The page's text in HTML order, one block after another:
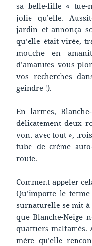
sa belle-fille « tue-
jolie qu’elle.
jardin et annonça
qu’elle était virée,
mouche en
d’amanites vous
vos recherches
geindre !).
En larmes,
délicatement deux
vont avec tout »,
tube de crème
route.
Comment appeler
Qu’importe le
surnaturelle se mit à
que Blanche-Neige
quartiers malfamés.
mère qu’elle